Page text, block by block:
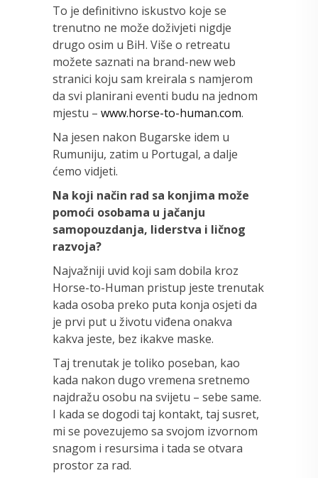
To je definitivno iskustvo koje se
trenutno ne može doživjeti nigdje
drugo osim u BiH. Više o retreatu
možete saznati na brand-new web
stranici koju sam kreirala s namjerom
da svi planirani eventi budu na jednom
mjestu – www.horse-to-human.com.
Na jesen nakon Bugarske idem u
Rumuniju, zatim u Portugal, a dalje
ćemo vidjeti.
Na koji način rad sa konjima može
pomoći osobama u jačanju
samopouzdanja, liderstva i ličnog
razvoja?
Najvažniji uvid koji sam dobila kroz
Horse-to-Human pristup jeste trenutak
kada osoba preko puta konja osjeti da
je prvi put u životu viđena onakva
kakva jeste, bez ikakve maske.
Taj trenutak je toliko poseban, kao
kada nakon dugo vremena sretnemo
najdražu osobu na svijetu – sebe same.
I kada se dogodi taj kontakt, taj susret,
mi se povezujemo sa svojom izvornom
snagom i resursima i tada se otvara
prostor za rad.